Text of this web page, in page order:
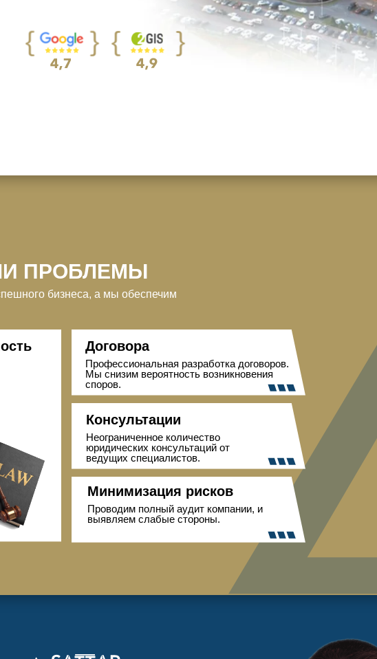
ПРОБЛЕМЫ
бизнеса, а мы обеспечим
Договора
Профессиональная разработка договоров.
Мы снизим вероятность возникновения
споров.
Консультации
Неограниченное количество
юридических консультаций от
ведущих специалистов.
Минимизация рисков
Проводим полный аудит компании, и
выявляем слабые стороны.